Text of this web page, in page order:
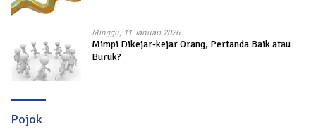
Minggu, 11 Januari 2026
Mimpi Dikejar-kejar Orang, Pertanda Baik atau
Buruk?
Pojok